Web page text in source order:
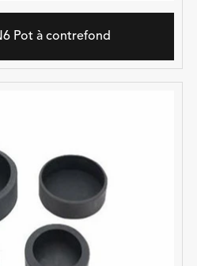
Pot à contrefond